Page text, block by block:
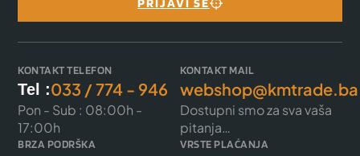
KONTAKT TELEFON
Tel :033 / 774 - 946
Pon - Sub : 08:00h -
17:00h
KONTAKT MAIL
webshop@kmtrade.ba
Dostupni smo za sva vaša
pitanja…
BRZA PODRŠKA VRSTE PLAĆANJA